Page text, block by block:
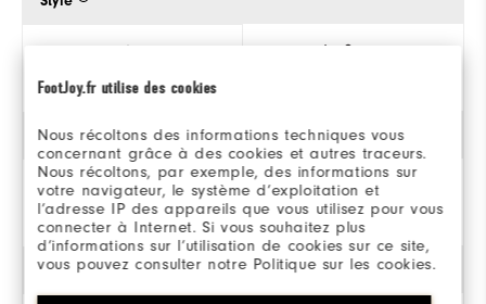
FootJoy.fr utilise des cookies
Nous récoltons des informations techniques vous
concernant grâce à des cookies et autres traceurs.
Nous récoltons, par exemple, des informations sur
votre navigateur, le système d’exploitation et
l’adresse IP des appareils que vous utilisez pour vous
connecter à Internet. Si vous souhaitez plus
d’informations sur l’utilisation de cookies sur ce site,
vous pouvez consulter notre Politique sur les cookies.
Classique
Stabilité
Amorti